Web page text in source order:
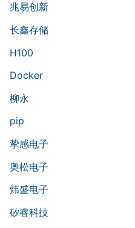
兆易创新
长鑫存储
H100
Docker
柳永
pip
挚感电子
奥松电子
炜盛电子
矽睿科技